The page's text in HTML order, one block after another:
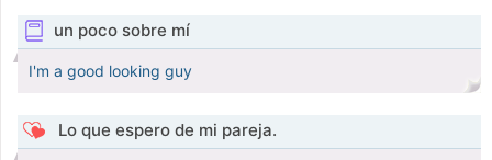
un poco sobre mí
I'm a good looking guy
Lo que espero de mi pareja.